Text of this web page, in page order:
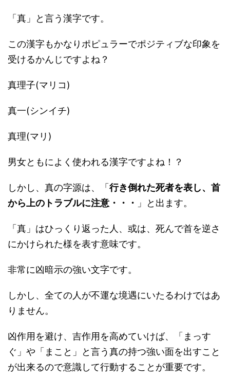
「真」と言う漢字です。
この漢字もかなりポピュラーでポジティブな印象を
受けるかんじですよね？
真理子(マリコ)
真一(シンイチ)
真理(マリ)
男女ともによく使われる漢字ですよね！？
しかし、真の字源は、「 行き倒れた死者を表し、首
から上のトラブルに注意・・・ 」と出ます。
「真」はひっくり返った人、或は、死んで首を逆さ
にかけられた様を表す意味です。
非常に凶暗示の強い文字です。
しかし、全ての人が不運な境遇にいたるわけではあ
りません。
凶作用を避け、吉作用を高めていけば、「まっす
ぐ」や「まこと」と言う真の持つ強い面を出すこと
が出来るので意識して行動することが重要です。